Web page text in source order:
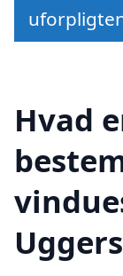
Hvad